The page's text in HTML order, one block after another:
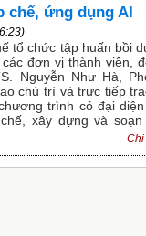
chế, ứng dụng AI
tổ chức tập huấn bồi
đơn vị thành viên,
Nguyễn Như Hà,
chủ trì và trực tiếp
trình có đại
xây dựng và soạn
Chi